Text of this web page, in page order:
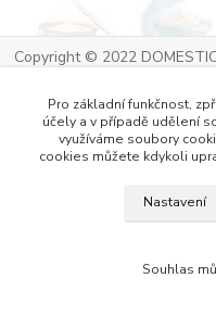
Copyright © 2022
Pro základní funkčnost,
účely a v případě udělení
využíváme soubory
cookies můžete kdykoli
Nastavení
Souhlas